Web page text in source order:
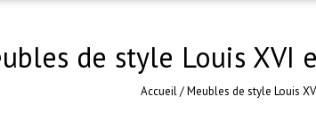
de style Louis XVI
Accueil/Meubles de style Louis